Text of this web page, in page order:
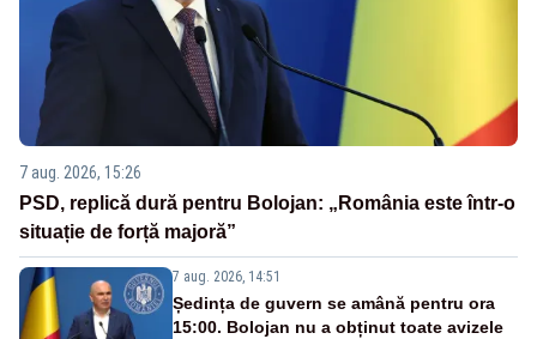
7 aug. 2026, 15:26
PSD, replică dură pentru Bolojan: „România este într-o
situație de forță majoră”
7 aug. 2026, 14:51
Ședința de guvern se amână pentru ora
15:00. Bolojan nu a obținut toate avizele